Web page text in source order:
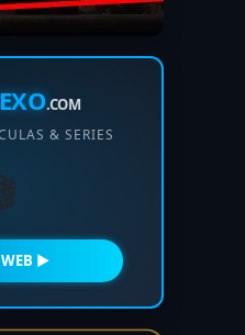
.COM
& SERIES
►